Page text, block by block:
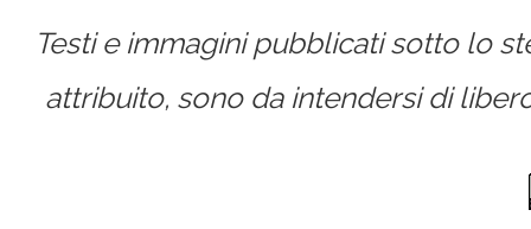
Testi e immagini pubblicati sotto lo
attribuito, sono da intendersi di